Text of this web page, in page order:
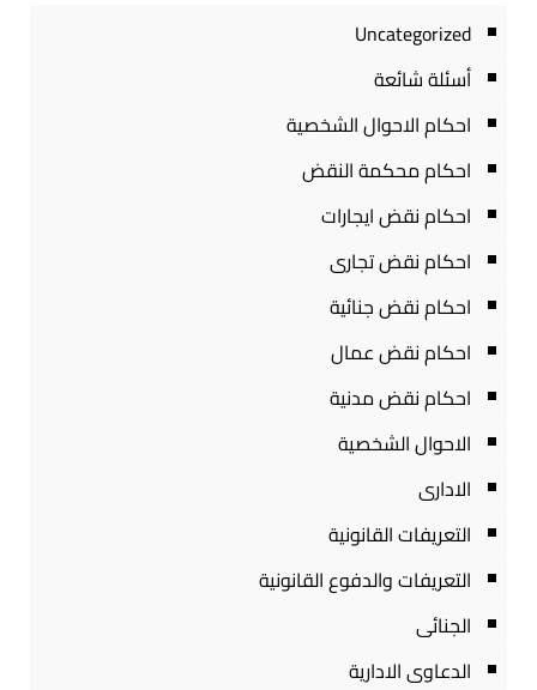
Uncategorized
أسئلة شائعة
احكام الاحوال الشخصية
احكام محكمة النقض
احكام نقض ايجارات
احكام نقض تجارى
احكام نقض جنائية
احكام نقض عمال
احكام نقض مدنية
الاحوال الشخصية
الادارى
التعريفات القانونية
التعريفات والدفوع القانونية
الجنائى
الدعاوى الادارية